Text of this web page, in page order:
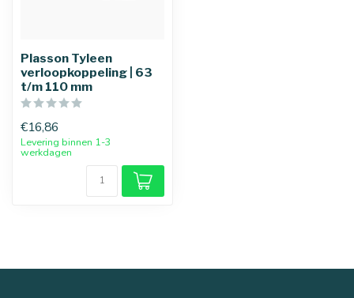
Plasson Tyleen
verloopkoppeling | 63
t/m 110 mm
€16,86
Levering binnen 1-3
werkdagen